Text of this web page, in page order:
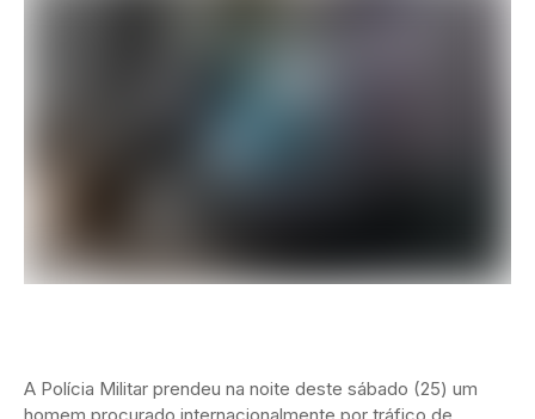
A Polícia Militar prendeu na noite deste sábado (25) um